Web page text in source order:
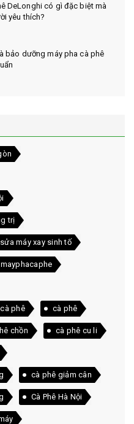
cà phê hạt rang mộc thơm
giá một loại bột cà phê
trị
máy xay sinh tố
phê cà phê
chồn cà phê cu li
cà phê giảm cân
Cà Phê Hà Nội